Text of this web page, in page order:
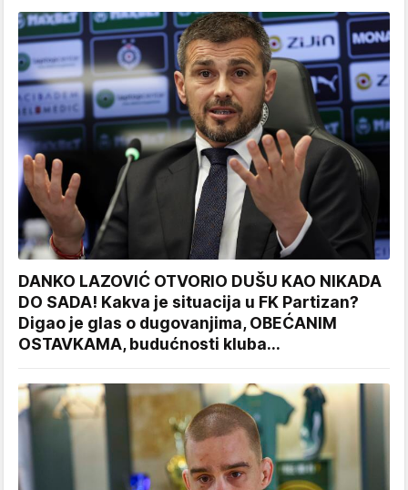
DANKO LAZOVIĆ OTVORIO DUŠU KAO NIKADA
DO SADA! Kakva je situacija u FK Partizan?
Digao je glas o dugovanjima, OBEĆANIM
OSTAVKAMA, budućnosti kluba...